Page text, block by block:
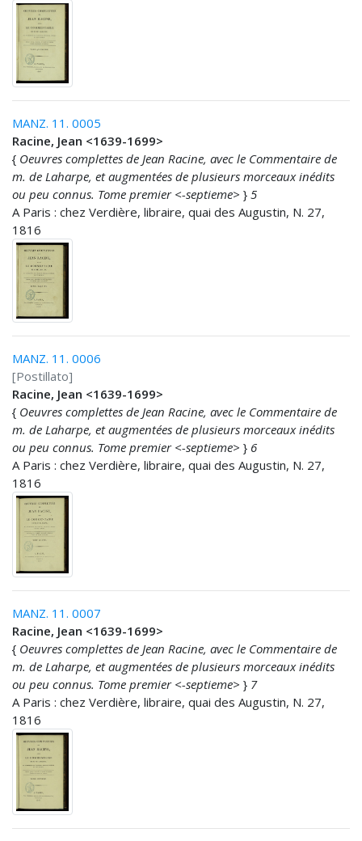
MANZ. 11. 0005
Racine, Jean <1639-1699>
{ Oeuvres complettes de Jean Racine, avec le Commentaire de
m. de Laharpe, et augmentées de plusieurs morceaux inédits
ou peu connus. Tome premier <-septieme> } 5
A Paris : chez Verdière, libraire, quai des Augustin, N. 27,
1816
MANZ. 11. 0006
[Postillato]
Racine, Jean <1639-1699>
{ Oeuvres complettes de Jean Racine, avec le Commentaire de
m. de Laharpe, et augmentées de plusieurs morceaux inédits
ou peu connus. Tome premier <-septieme> } 6
A Paris : chez Verdière, libraire, quai des Augustin, N. 27,
1816
MANZ. 11. 0007
Racine, Jean <1639-1699>
{ Oeuvres complettes de Jean Racine, avec le Commentaire de
m. de Laharpe, et augmentées de plusieurs morceaux inédits
ou peu connus. Tome premier <-septieme> } 7
A Paris : chez Verdière, libraire, quai des Augustin, N. 27,
1816